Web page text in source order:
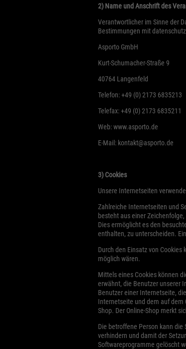
2) Name und Anschrift des
Verantwortlicher im Sinne der
Bestimmungen mit
Asporto GmbH
Kurt-Schumacher-Straße 9
40764 Langenfeld
Telefon: +49 (0) 2173 6835213
Telefax: +49 (0) 2173 6835211
Web: www.asporto.de
E-Mail: kontakt@asporto.de
3) Cookies
Unsere Internetseiten
Zahlreiche Internetseiten und
besteht aus einer
Dies ermöglicht es den
enthalten, zu unterscheiden.
Durch den Einsatz von
möglich wären.
Mittels eines Cookies können
erwähnt, die Benutzer unserer
Benutzer einer Internetseite,
Internetseite und dem auf dem
Shop. Der Online-Shop merkt
Die betroffene Person kann
verhindern und damit der
Softwareprogramme gelöscht